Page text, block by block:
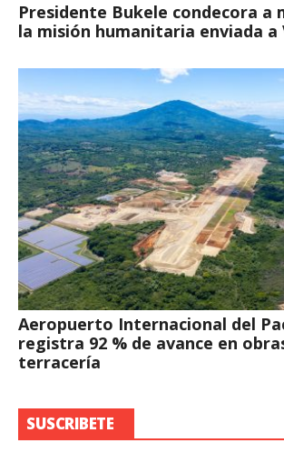
Presidente Bukele condecora a
la misión humanitaria enviada a
Aeropuerto Internacional del
registra 92 % de avance en
terracería
SUSCRIBETE